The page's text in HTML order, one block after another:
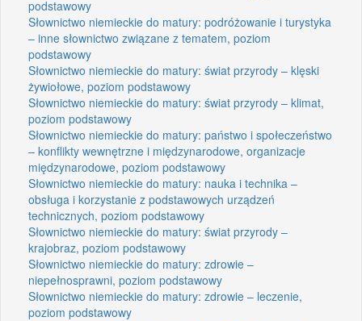
podstawowy
Słownictwo niemieckie do matury: podróżowanie i turystyka
– inne słownictwo związane z tematem, poziom
podstawowy
Słownictwo niemieckie do matury: świat przyrody – klęski
żywiołowe, poziom podstawowy
Słownictwo niemieckie do matury: świat przyrody – klimat,
poziom podstawowy
Słownictwo niemieckie do matury: państwo i społeczeństwo
– konflikty wewnętrzne i międzynarodowe, organizacje
międzynarodowe, poziom podstawowy
Słownictwo niemieckie do matury: nauka i technika –
obsługa i korzystanie z podstawowych urządzeń
technicznych, poziom podstawowy
Słownictwo niemieckie do matury: świat przyrody –
krajobraz, poziom podstawowy
Słownictwo niemieckie do matury: zdrowie –
niepełnosprawni, poziom podstawowy
Słownictwo niemieckie do matury: zdrowie – leczenie,
poziom podstawowy